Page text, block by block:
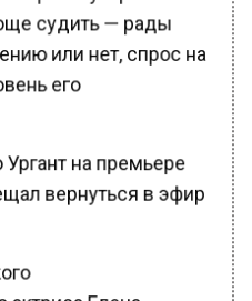
судить — рады
или нет, спрос на
его
на премьере
вернуться в эфир